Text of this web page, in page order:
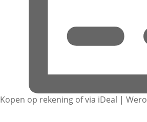
Kopen op rekening of via iDeal | Wero